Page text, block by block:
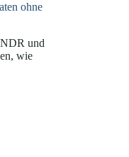
ohne
und
wie